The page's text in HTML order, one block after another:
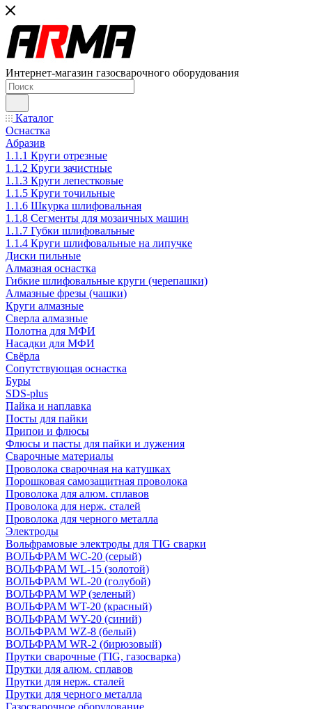
Интернет-магазин газосварочного оборудования
Каталог
Оснастка
Абразив
1.1.1 Круги отрезные
1.1.2 Круги зачистные
1.1.3 Круги лепестковые
1.1.5 Круги точильные
1.1.6 Шкурка шлифовальная
1.1.8 Сегменты для мозаичных машин
1.1.7 Губки шлифовальные
1.1.4 Круги шлифовальные на липучке
Диски пильные
Алмазная оснастка
Гибкие шлифовальные круги (черепашки)
Алмазные фрезы (чашки)
Круги алмазные
Сверла алмазные
Полотна для МФИ
Насадки для МФИ
Свёрла
Сопутствующая оснастка
Буры
SDS-plus
Пайка и наплавка
Посты для пайки
Припои и флюсы
Флюсы и пасты для пайки и лужения
Сварочные материалы
Проволока сварочная на катушках
Порошковая самозащитная проволока
Проволока для алюм. сплавов
Проволока для нерж. сталей
Проволока для черного металла
Электроды
Вольфрамовые электроды для TIG сварки
ВОЛЬФРАМ WC-20 (серый)
ВОЛЬФРАМ WL-15 (золотой)
ВОЛЬФРАМ WL-20 (голубой)
ВОЛЬФРАМ WP (зеленый)
ВОЛЬФРАМ WT-20 (красный)
ВОЛЬФРАМ WY-20 (синий)
ВОЛЬФРАМ WZ-8 (белый)
ВОЛЬФРАМ WR-2 (бирюзовый)
Прутки сварочные (TIG, газосварка)
Прутки для алюм. сплавов
Прутки для нерж. сталей
Прутки для черного металла
Газосварочное оборудование